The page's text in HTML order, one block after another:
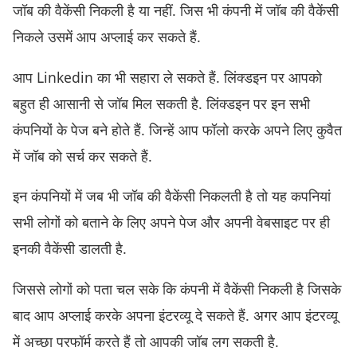
जॉब की वैकेंसी निकली है या नहीं. जिस भी कंपनी में जॉब की वैकेंसी
निकले उसमें आप अप्लाई कर सकते हैं.
आप Linkedin का भी सहारा ले सकते हैं. लिंक्डइन पर आपको
बहुत ही आसानी से जॉब मिल सकती है. लिंक्डइन पर इन सभी
कंपनियों के पेज बने होते हैं. जिन्हें आप फॉलो करके अपने लिए कुवैत
में जॉब को सर्च कर सकते हैं.
इन कंपनियों में जब भी जॉब की वैकेंसी निकलती है तो यह कपनियां
सभी लोगों को बताने के लिए अपने पेज और अपनी वेबसाइट पर ही
इनकी वैकेंसी डालती है.
जिससे लोगों को पता चल सके कि कंपनी में वैकेंसी निकली है जिसके
बाद आप अप्लाई करके अपना इंटरव्यू दे सकते हैं. अगर आप इंटरव्यू
में अच्छा परफॉर्म करते हैं तो आपकी जॉब लग सकती है.